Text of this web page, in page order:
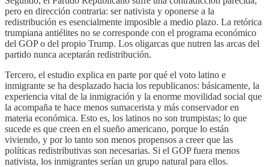
pero en dirección contraria: ser nativista y oponerse a la
redistribución es esencialmente imposible a medio plazo. La retórica
trumpiana antiélites no se corresponde con el programa económico
del GOP o del propio Trump. Los oligarcas que nutren las arcas del
partido nunca aceptarán redistribución.
Tercero, el estudio explica en parte por qué el voto latino e
inmigrante se ha desplazado hacia los republicanos: básicamente, la
experiencia vital de la inmigración y la enorme movilidad social que
la acompaña te hace menos sumacerista y más conservador en
materia económica. Esto es, los latinos no son trumpistas; lo que
sucede es que creen en el sueño americano, porque lo están
viviendo, y por lo tanto son menos propensos a creer que las
políticas redistributivas son necesarias. Si el GOP fuera menos
nativista, los inmigrantes serían un grupo natural para ellos.